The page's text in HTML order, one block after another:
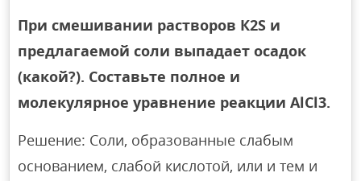
При смешивании растворов К2S и
предлагаемой соли выпадает осадок
(какой?). Составьте полное и
молекулярное уравнение реакции AlCl3.
Решение: Соли, образованные слабым
основанием, слабой кислотой, или и тем и